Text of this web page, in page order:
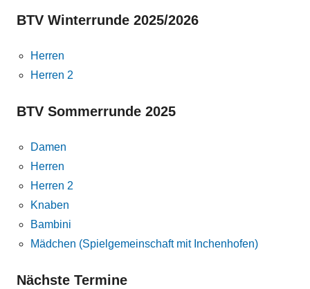
BTV Winterrunde 2025/2026
Herren
Herren 2
BTV Sommerrunde 2025
Damen
Herren
Herren 2
Knaben
Bambini
Mädchen (Spielgemeinschaft mit Inchenhofen)
Nächste Termine